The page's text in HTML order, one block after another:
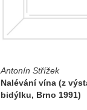
Antonín Střížek
Nalévání vína (z
bidýlku, Brno 1991)